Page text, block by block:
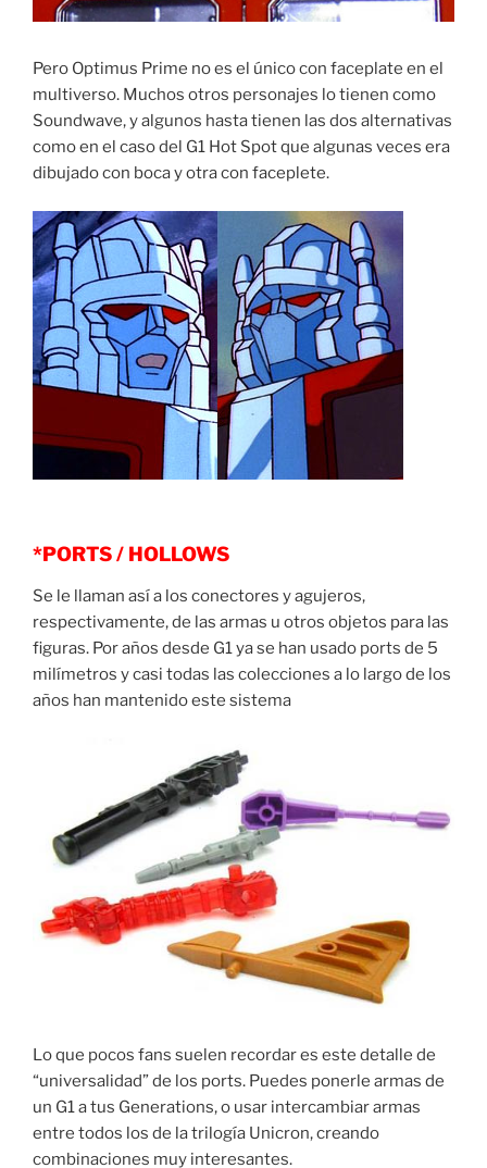
Pero Optimus Prime no es el único con faceplate en el
multiverso. Muchos otros personajes lo tienen como
Soundwave, y algunos hasta tienen las dos alternativas
como en el caso del G1 Hot Spot que algunas veces era
dibujado con boca y otra con faceplete.
*PORTS / HOLLOWS
Se le llaman así a los conectores y agujeros,
respectivamente, de las armas u otros objetos para las
figuras. Por años desde G1 ya se han usado ports de 5
milímetros y casi todas las colecciones a lo largo de los
años han mantenido este sistema
Lo que pocos fans suelen recordar es este detalle de
“universalidad” de los ports. Puedes ponerle armas de
un G1 a tus Generations, o usar intercambiar armas
entre todos los de la trilogía Unicron, creando
combinaciones muy interesantes.